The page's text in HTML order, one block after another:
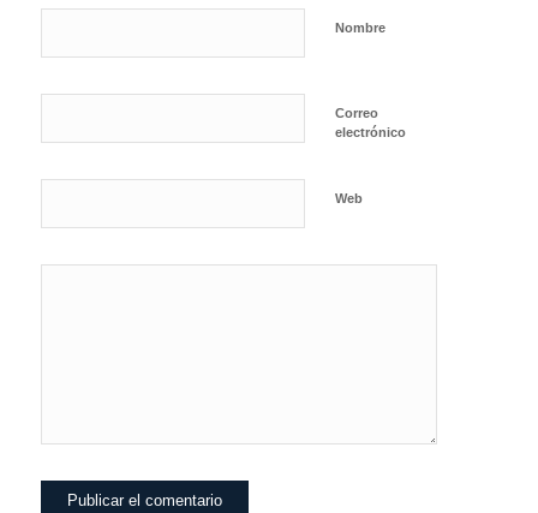
Nombre
Correo
electrónico
Web